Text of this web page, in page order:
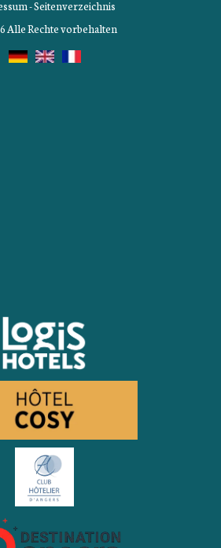
-Seitenverzeichnis
Alle Rechte vorbehalten